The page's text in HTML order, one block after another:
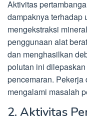
Aktivitas
dampaknya terhadap
mengekstraksi
penggunaan alat
dan menghasilkan
polutan ini
pencemaran.
mengalami masalah
2. Aktivitas